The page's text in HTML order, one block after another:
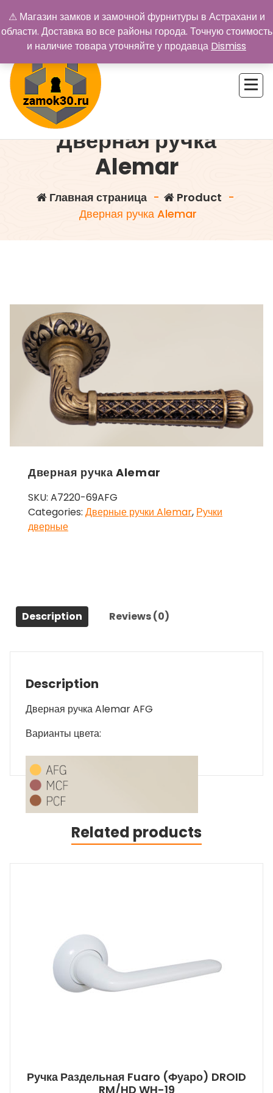
содержимому
Дверная ручка
Alemar
Главная страница - Product -
Дверная ручка Alemar
Дверная ручка Alemar
SKU: A7220-69AFG
Categories: Дверные ручки Alemar, Ручки
дверные
Description Reviews (0)
Description
Дверная ручка Alemar AFG
Варианты цвета:
Related products
Ручка Раздельная Fuaro (Фуаро) DROID
RM/HD WH-19
⚠ Магазин замков и замочной фурнитуры в Астрахани и
области. Доставка во все районы города. Точную стоимость
и наличие товара уточняйте у продавца Dismiss